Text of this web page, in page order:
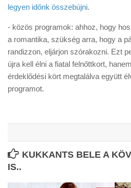
legyen időnk összebújni.
- közös programok: ahhoz, hogy
a romantika, szükség arra, hogy a
randizzon, eljárjon szórakozni. Ezt
újra kell élni a fiatal felnőttkort,
érdeklődési kört megtalálva együtt
programot.
KUKKANTS BELE A
IS..